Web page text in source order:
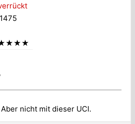
nicht mit dieser UCI.